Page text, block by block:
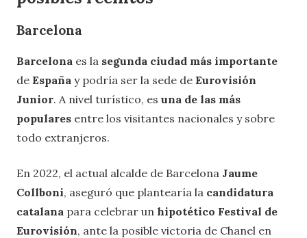
Barcelona
Barcelona es la segunda ciudad más importante
de España y podría ser la sede de Eurovisión
Junior. A nivel turístico, es una de las más
populares entre los visitantes nacionales y sobre
todo extranjeros.
En 2022, el actual alcalde de Barcelona Jaume
Collboni, aseguró que plantearía la candidatura
catalana para celebrar un hipotético Festival de
Eurovisión, ante la posible victoria de Chanel en